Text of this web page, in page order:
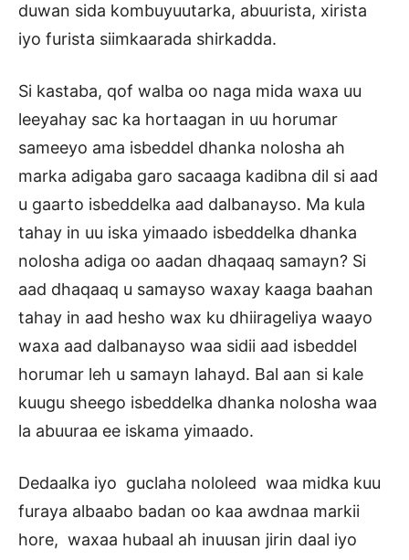
duwan sida kombuyuutarka, abuurista, xirista
iyo furista siimkaarada shirkadda.
Si kastaba, qof walba oo naga mida waxa uu
leeyahay sac ka hortaagan in uu horumar
sameeyo ama isbeddel dhanka nolosha ah
marka adigaba garo sacaaga kadibna dil si aad
u gaarto isbeddelka aad dalbanayso. Ma kula
tahay in uu iska yimaado isbeddelka dhanka
nolosha adiga oo aadan dhaqaaq samayn? Si
aad dhaqaaq u samayso waxay kaaga baahan
tahay in aad hesho wax ku dhiirageliya waayo
waxa aad dalbanayso waa sidii aad isbeddel
horumar leh u samayn lahayd. Bal aan si kale
kuugu sheego isbeddelka dhanka nolosha waa
la abuuraa ee iskama yimaado.
Dedaalka iyo guclaha nololeed waa midka kuu
furaya albaabo badan oo kaa awdnaa markii
hore, waxaa hubaal ah inuusan jirin daal iyo